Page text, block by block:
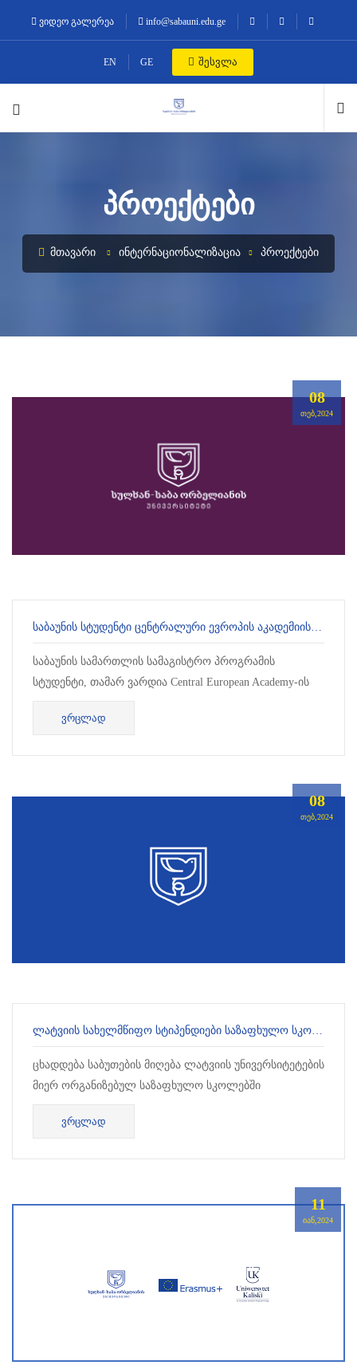
ვიდეო გალერეა info@sabauni.edu.ge
EN GE შესვლა
ᲞᲠᲝᲔᲥᲢᲔᲑᲘ
ᲛᲗᲐᲕᲐᲠᲘ ᲘᲜᲢᲔᲠᲜᲐᲪᲘᲝᲜᲐᲚᲘᲖᲐᲪᲘᲐ ᲞᲠᲝᲔᲥᲢᲔᲑᲘ
08
ᲗᲔᲑ,2024
ᲡᲐᲑᲐᲣᲜᲘᲡ ᲡᲢᲣᲓᲔᲜᲢᲘ ᲪᲔᲜᲢᲠᲐᲚᲣᲠᲘ ᲔᲕᲠᲝᲞᲘᲡ ᲐᲙᲐᲓᲔᲛᲘᲘᲡ ᲙᲝᲜᲙᲣᲠᲡᲘᲡ ᲒᲐᲛᲐᲠᲯᲕᲔᲑᲣᲚᲘᲐ
საბაუნის სამართლის სამაგისტრო პროგრამის
სტუდენტი, თამარ ვარდია Central European Academy-ის
კონკურსის გამარჯვებულია. თამარის ნამუშევარმა
საუკ...ᲕᲠᲪᲚᲐᲓ
08
ᲗᲔᲑ,2024
ᲚᲐᲢᲕᲘᲘᲡ ᲡᲐᲮᲔᲚᲛᲬᲘᲤᲝ ᲡᲢᲘᲞᲔᲜᲓᲘᲔᲑᲘ ᲡᲐᲖᲐᲤᲮᲣᲚᲝ ᲡᲙᲝᲚᲔᲑᲨᲘ ᲛᲝᲜᲐᲬᲘᲚᲔᲝᲑᲘᲡᲐᲗᲕᲘᲡ
ცხადდება საბუთების მიღება ლატვიის უნივერსიტეტების
მიერ ორგანიზებულ საზაფხულო სკოლებში
მონაწილეობისა და სახელმწიფო სტიპენდიების
მოსაპოვებლად. რეგისტრაციისათვი...
ᲕᲠᲪᲚᲐᲓ
11
ᲘᲐᲜ,2024